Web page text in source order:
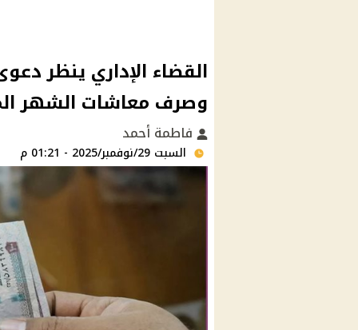
وصرف معاشات الشهر
فاطمة أحمد
السبت 29/نوفمبر/2025 - 01:21 م